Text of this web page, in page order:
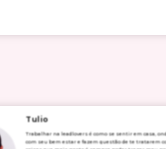
Tulio
Trabalhar na leadlovers é como se sentir em casa,
com seu bem estar e fazem questão de te tratarem